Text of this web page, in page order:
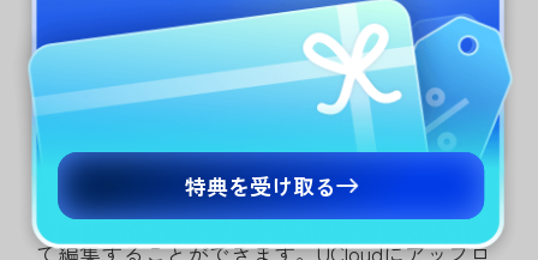
それとともに、UCloudからドキュメントを開い
て編集することができます。UCloudにアップロ
特典を受け取る